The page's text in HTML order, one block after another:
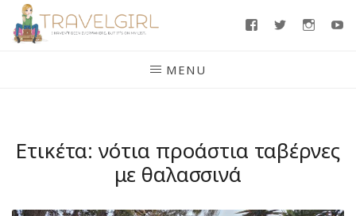
Skip
FacebookTwitter
MENU
Ετικέτα:νότια προάστια ταβέρνες
με θαλασσινά